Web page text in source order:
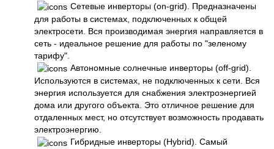
Сетевые инверторы (on-grid). Предназначены
для работы в системах, подключенных к общей
электросети. Вся производимая энергия направляется в
сеть - идеальное решение для работы по "зеленому
тарифу".
Автономные солнечные инверторы (off-grid).
Используются в системах, не подключенных к сети. Вся
энергия используется для снабжения электроэнергией
дома или другого объекта. Это отличное решение для
отдаленных мест, но отсутствует возможность продавать
электроэнергию.
Гибридные инверторы (Hybrid). Самый